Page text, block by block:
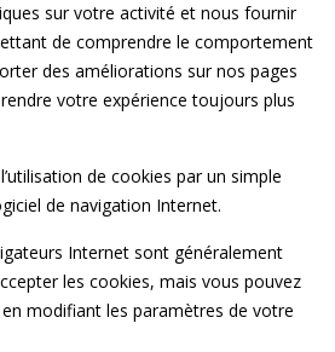
sur votre activité et nous fournir
de comprendre le comportement
des améliorations sur nos pages
votre expérience toujours plus
de cookies par un simple
de navigation Internet.
Internet sont généralement
les cookies, mais vous pouvez
modifiant les paramètres de votre